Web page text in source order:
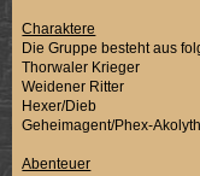
Charaktere
Die Gruppe besteht aus
Thorwaler Krieger
Weidener Ritter
Hexer/Dieb
Geheimagent/Phex-Akolyth
Abenteuer